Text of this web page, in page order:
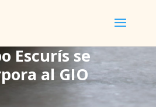
se
Escurís se
al GIO